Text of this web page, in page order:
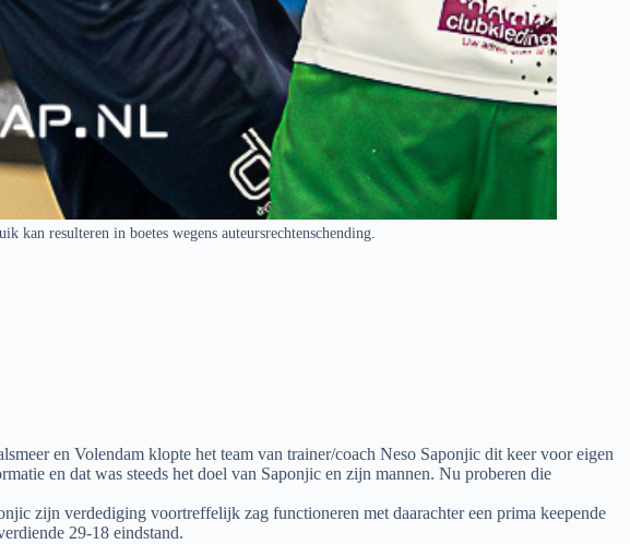
resulteren in boetes wegens auteursrechtenschending.
en Volendam klopte het team van trainer/coach Neso Saponjic dit keer voor eigen
en dat was steeds het doel van Saponjic en zijn mannen. Nu proberen die
zijn verdediging voortreffelijk zag functioneren met daarachter een prima keepende
29-18 eindstand.